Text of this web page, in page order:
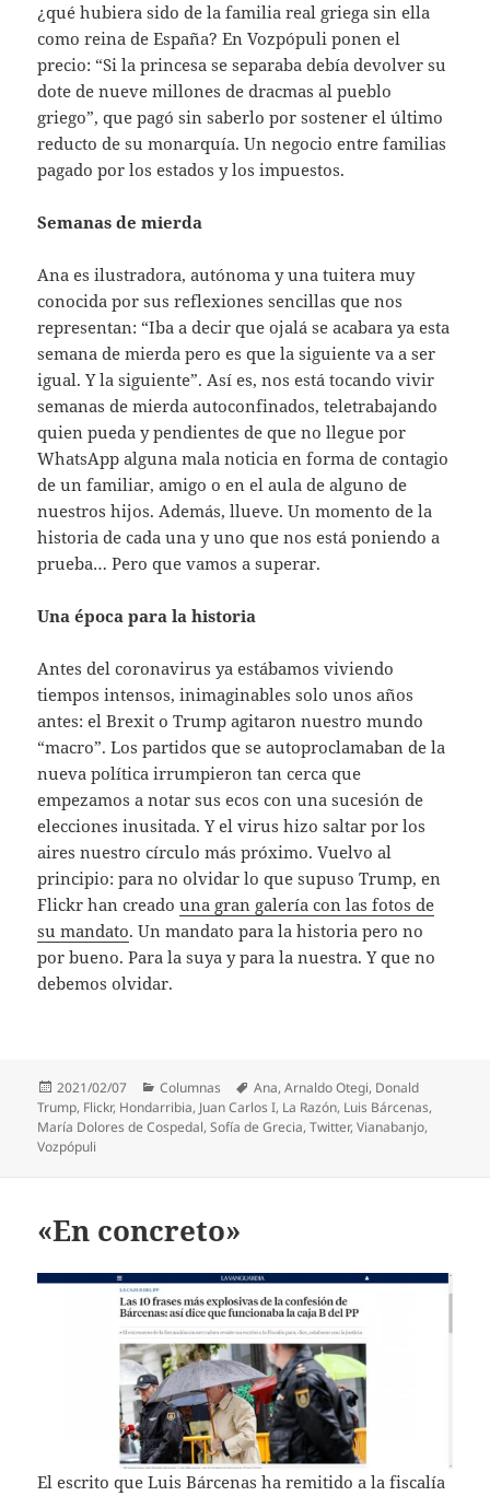
¿qué hubiera sido de la familia real griega sin ella
como reina de España? En Vozpópuli ponen el
precio: “Si la princesa se separaba debía devolver su
dote de nueve millones de dracmas al pueblo
griego”, que pagó sin saberlo por sostener el último
reducto de su monarquía. Un negocio entre familias
pagado por los estados y los impuestos.
Semanas de mierda
Ana es ilustradora, autónoma y una tuitera muy
conocida por sus reflexiones sencillas que nos
representan: “Iba a decir que ojalá se acabara ya esta
semana de mierda pero es que la siguiente va a ser
igual. Y la siguiente”. Así es, nos está tocando vivir
semanas de mierda autoconfinados, teletrabajando
quien pueda y pendientes de que no llegue por
WhatsApp alguna mala noticia en forma de contagio
de un familiar, amigo o en el aula de alguno de
nuestros hijos. Además, llueve. Un momento de la
historia de cada una y uno que nos está poniendo a
prueba… Pero que vamos a superar.
Una época para la historia
Antes del coronavirus ya estábamos viviendo
tiempos intensos, inimaginables solo unos años
antes: el Brexit o Trump agitaron nuestro mundo
“macro”. Los partidos que se autoproclamaban de la
nueva política irrumpieron tan cerca que
empezamos a notar sus ecos con una sucesión de
elecciones inusitada. Y el virus hizo saltar por los
aires nuestro círculo más próximo. Vuelvo al
principio: para no olvidar lo que supuso Trump, en
Flickr han creadouna gran galería con las fotos de
su mandato. Un mandato para la historia pero no
por bueno. Para la suya y para la nuestra. Y que no
debemos olvidar.
Publicado
el
2021/02/07 Categorías
Columnas Etiquetas
Ana,Arnaldo Otegi, Donald
Trump, Flickr, Hondarribia, Juan Carlos I, La Razón, Luis Bárcenas,
María Dolores de Cospedal,Sofía de Grecia,Twitter,Vianabanjo,
Vozpópuli
«En concreto»
El escrito que Luis Bárcenas ha remitido a la fiscalía